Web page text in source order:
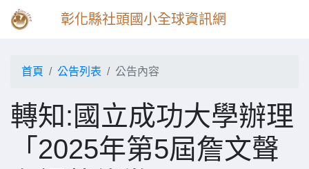
彰化縣社頭國小全球資訊網
首頁 公告列表 公告內容
轉知:國立成功大學辦理
「2025年第5屆詹文聲